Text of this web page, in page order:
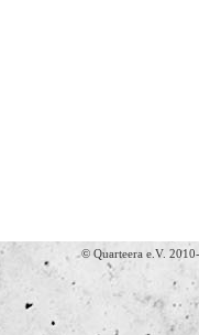
© Quarteera e.V. 2010-